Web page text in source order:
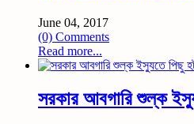
June 04, 2017
(0) Comments
Read more...
সরকার আবগারি শুল্ক